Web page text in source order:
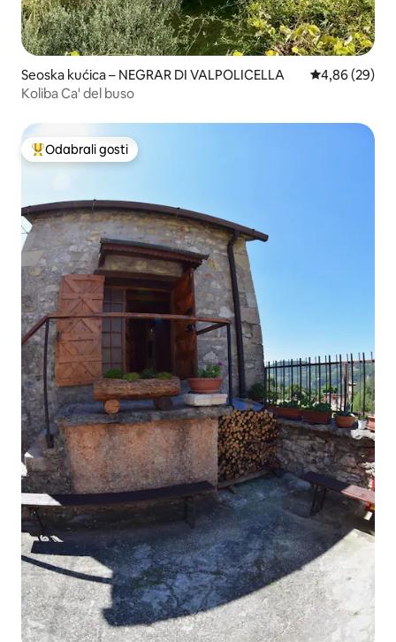
Seoska kućica – NEGRAR DI VALPOLICELLA Prosječna
4,86 (29)
Koliba Ca' del buso
Među najviše rangiranima s oznakom „Odabrali gosti”
Odabrali gosti